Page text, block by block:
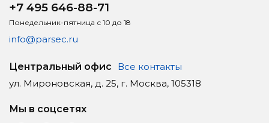
+7 495 646-88-71
Понедельник-пятница с 10 до 18
info@parsec.ru
Центральный офис
Все контакты
ул. Мироновская, д. 25, г. Москва, 105318
Мы в соцсетях